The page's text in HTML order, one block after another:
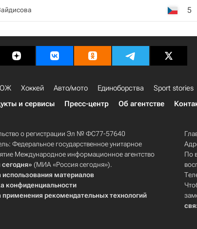
5
Хоккей Авто/мото Единоборства Sport stories
и сервисы Пресс-центр Об агентстве
о регистрации Эл № ФС77-57640
Федеральное государственное унитарное
Международное информационное агентство
(МИА «Россия сегодня»).
использования материалов
конфиденциальности
применения рекомендательных технологий
По